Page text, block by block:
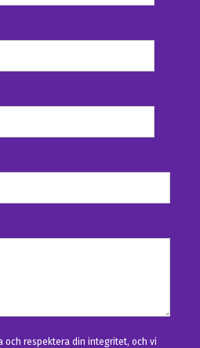
och respektera din integritet, och vi